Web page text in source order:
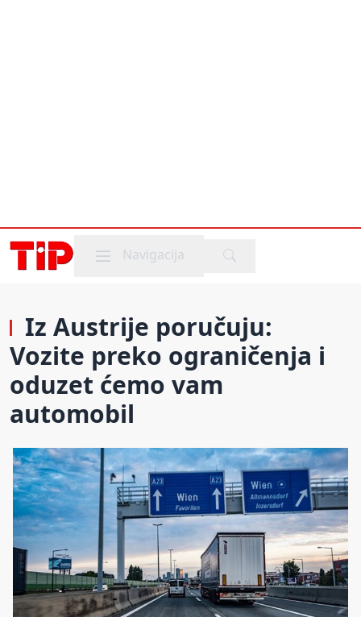
Mobile menu
Navigacija
Iz Austrije poručuju:
Vozite preko ograničenja i
oduzet ćemo vam
automobil